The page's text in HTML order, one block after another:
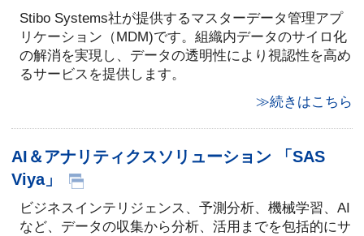
Stibo Systems社が提供するマスターデータ管理アプ
リケーション（MDM)です。組織内データのサイロ化
の解消を実現し、データの透明性により視認性を高め
るサービスを提供します。
≫続きはこちら
AI＆アナリティクスソリューション 「SAS
Viya」
ビジネスインテリジェンス、予測分析、機械学習、AI
など、データの収集から分析、活用までを包括的にサ